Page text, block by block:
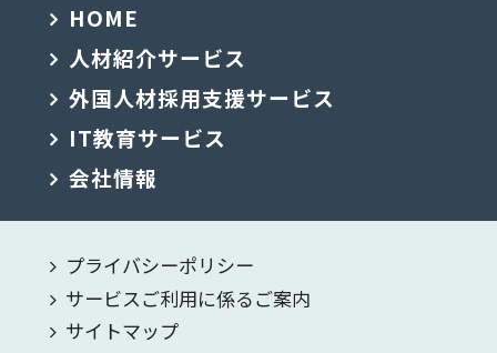
HOME
人材紹介サービス
外国人材採用支援サービス
IT教育サービス
会社情報
プライバシーポリシー
サービスご利用に係るご案内
サイトマップ